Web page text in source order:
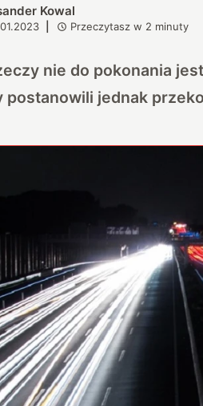
Kowal
Przeczytasz w 2 minuty
nie do pokonania
postanowili jednak